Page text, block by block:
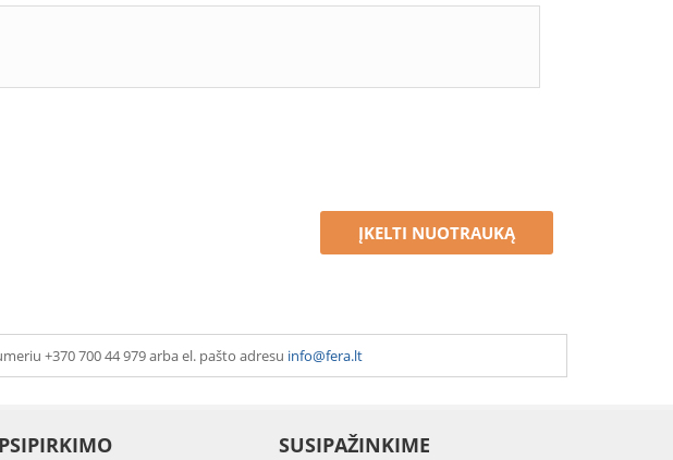
ĮKELTI NUOTRAUKĄ
+370 700 44 979 arba el. pašto adresu info@fera.lt
SUSIPAŽINKIME